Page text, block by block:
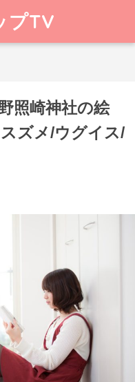
プTV
照崎神社の絵
ズメ/ウグイス/